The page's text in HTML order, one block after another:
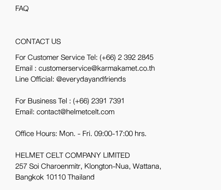
FAQ
CONTACT US
For Customer Service Tel:(+66) 2 392 2845
Email : customerservice@karmakamet.co.th
Line Official:@everydayandfriends
For Business Tel :(+66) 2391 7391
Email: contact@helmetcelt.com
Office Hours: Mon. - Fri. 09:00-17:00 hrs.
HELMET CELT COMPANY LIMITED
257 Soi Charoenmitr, Klongton-Nua, Wattana,
Bangkok 10110 Thailand